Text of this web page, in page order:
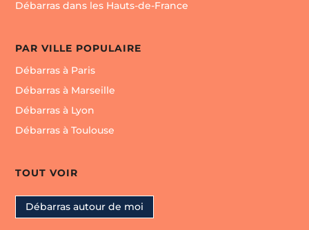
Débarras dans les Hauts-de-France
PAR VILLE POPULAIRE
Débarras à Paris
Débarras à Marseille
Débarras à Lyon
Débarras à Toulouse
TOUT VOIR
Débarras autour de moi